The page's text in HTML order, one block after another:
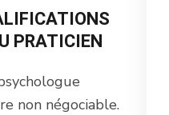
PRATICIEN
non négociable.